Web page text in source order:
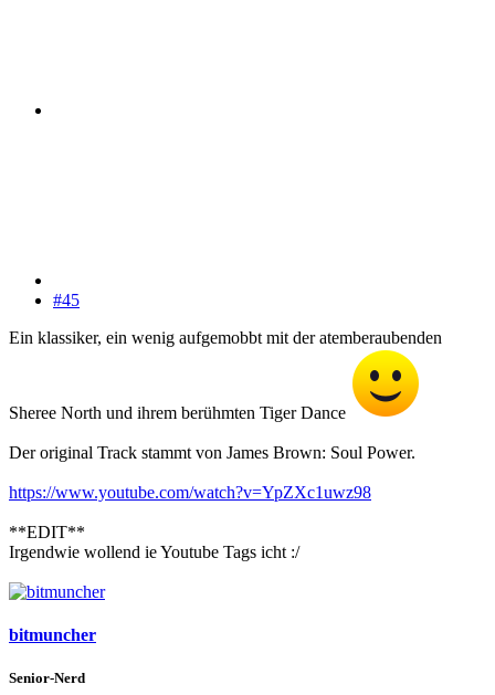
#45
Ein klassiker, ein wenig aufgemobbt mit der atemberaubenden
Sheree North und ihrem berühmten Tiger Dance
Der original Track stammt von James Brown: Soul Power.
https://www.youtube.com/watch?v=YpZXc1uwz98
**EDIT**
Irgendwie wollend ie Youtube Tags icht :/
bitmuncher
Senior-Nerd